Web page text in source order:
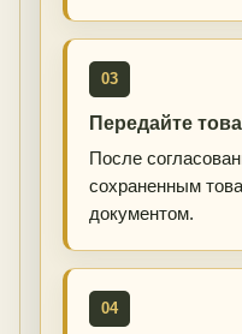
03
Передайте
После
сохраненным
документом.
04